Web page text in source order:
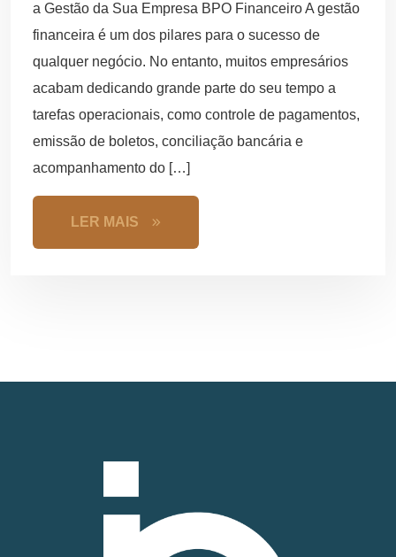
a Gestão da Sua Empresa BPO Financeiro A gestão
financeira é um dos pilares para o sucesso de
qualquer negócio. No entanto, muitos empresários
acabam dedicando grande parte do seu tempo a
tarefas operacionais, como controle de pagamentos,
emissão de boletos, conciliação bancária e
acompanhamento do […]
LER MAIS